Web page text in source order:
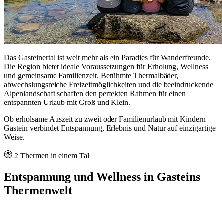
Das Gasteinertal ist weit mehr als ein Paradies für Wanderfreunde.
Die Region bietet ideale Voraussetzungen für Erholung, Wellness
und gemeinsame Familienzeit. Berühmte Thermalbäder,
abwechslungsreiche Freizeitmöglichkeiten und die beeindruckende
Alpenlandschaft schaffen den perfekten Rahmen für einen
entspannten Urlaub mit Groß und Klein.
Ob erholsame Auszeit zu zweit oder Familienurlaub mit Kindern –
Gastein verbindet Entspannung, Erlebnis und Natur auf einzigartige
Weise.
2 Thermen in einem Tal
Entspannung und Wellness in Gasteins
Thermenwelt